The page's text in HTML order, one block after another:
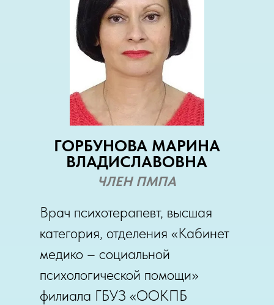
ГОРБУНОВА МАРИНА
ВЛАДИСЛАВОВНА
ЧЛЕН ПМПА
Врач психотерапевт, высшая
категория, отделения «Кабинет
медико – социальной
психологической помощи»
филиала ГБУЗ «ООКПБ